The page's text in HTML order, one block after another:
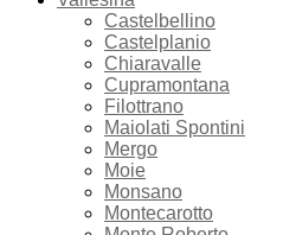
Castelbellino
Castelplanio
Chiaravalle
Cupramontana
Filottrano
Maiolati Spontini
Mergo
Moie
Monsano
Montecarotto